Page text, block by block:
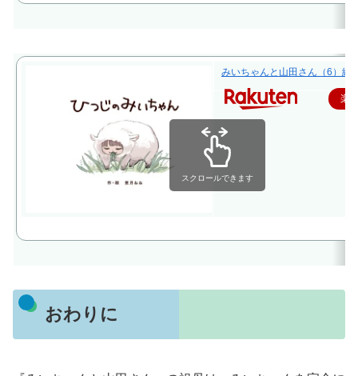
みいちゃんと山田さん（6）絵
楽
スクロールできます
おわりに